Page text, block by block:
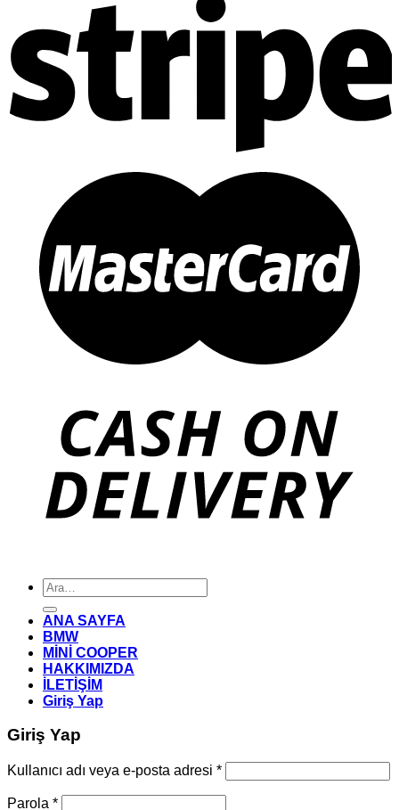
Ara:
ANA SAYFA
BMW
MİNİ COOPER
HAKKIMIZDA
İLETİŞİM
Giriş Yap
Giriş Yap
Kullanıcı adı veya e-posta adresi *Gerekli
Parola *Gerekli